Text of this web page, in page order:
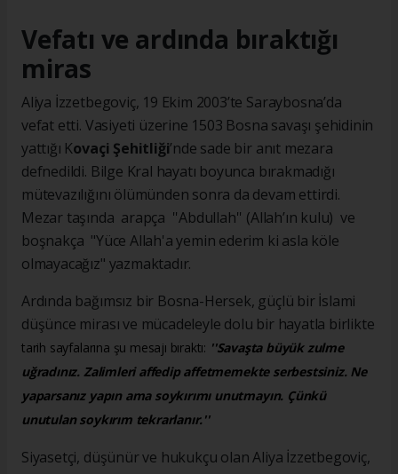
Vefatı ve ardında bıraktığı
miras
Aliya İzzetbegoviç, 19 Ekim 2003’te Saraybosna’da
vefat etti. Vasiyeti üzerine 1503 Bosna savaşı şehidinin
yattığı Kovaçi Şehitliği’nde sade bir anıt mezara
defnedildi. Bilge Kral hayatı boyunca bırakmadığı
mütevazılığını ölümünden sonra da devam ettirdi.
Mezar taşında arapça ''Abdullah'' (Allah’ın kulu) ve
boşnakça "Yüce Allah'a yemin ederim ki asla köle
olmayacağız" yazmaktadır.
Ardında bağımsız bir Bosna-Hersek, güçlü bir İslami
düşünce mirası ve mücadeleyle dolu bir hayatla birlikte
tarih sayfalarına şu mesajı bıraktı: ''Savaşta büyük zulme
uğradınız. Zalimleri affedip affetmemekte serbestsiniz. Ne
yaparsanız yapın ama soykırımı unutmayın. Çünkü
unutulan soykırım tekrarlanır.''
Siyasetçi, düşünür ve hukukçu olan Aliya İzzetbegoviç,